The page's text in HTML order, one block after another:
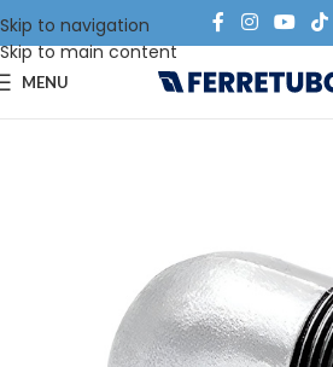
Skip to navigation
Skip to main content
MENU